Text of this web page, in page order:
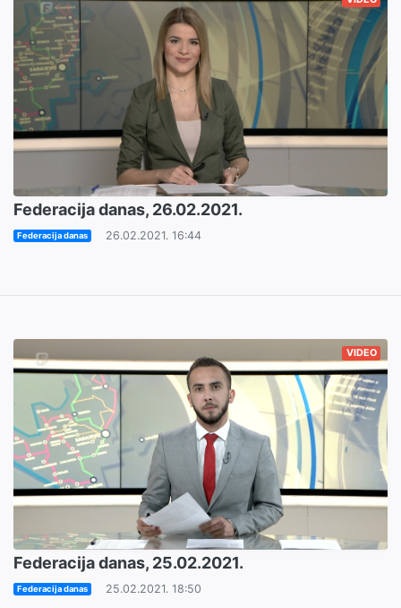
Federacija danas, 26.02.2021.
Federacija danas 26.02.2021. 16:44
VIDEO
Federacija danas, 25.02.2021.
Federacija danas 25.02.2021. 18:50